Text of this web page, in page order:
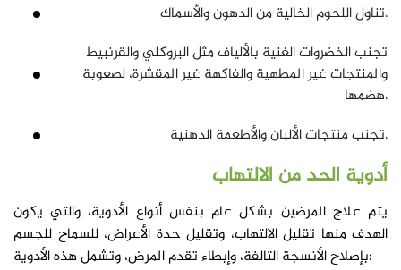
تناول اللحوم الخالية من الدهون والأسماك.
تجنب الخضروات الغنية بالألياف مثل البروكلي والقرنبيط
والمنتجات غير المطهية والفاكهة غير المقشرة، لصعوبة
هضمها.
تجنب منتجات الألبان والأطعمة الدهنية.
أدوية الحد من الالتهاب
يتم علاج المرضين بشكل عام بنفس أنواع الأدوية، والتي يكون
الهدف منها تقليل الالتهاب، وتقليل حدة الأعراض، للسماح للجسم
بإصلاح الأنسجة التالفة، وإبطاء تقدم المرض، وتشمل هذه الأدوية: